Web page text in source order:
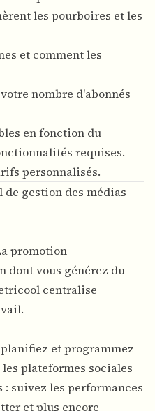
les pourboires et les
et comment les
nombre d'abonnés
en fonction du
requises.
personnalisés.
gestion des médias
promotion
dont vous générez du
centralise
planifiez et programmez
plateformes sociales
: suivez les performances
et plus encore